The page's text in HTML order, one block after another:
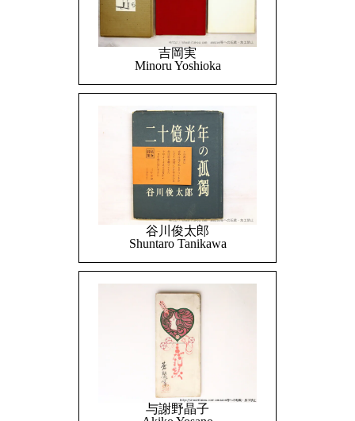
吉岡実
Minoru Yoshioka
谷川俊太郎
Shuntaro Tanikawa
与謝野晶子